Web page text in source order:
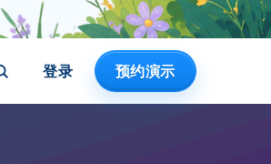
登录 预约演示